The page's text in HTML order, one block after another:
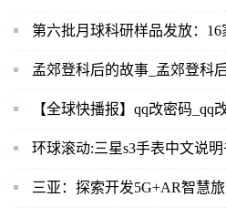
第六批月球科研样品发放：16
孟郊登科后的故事_孟郊登科
【全球快播报】qq改密码_qq
环球滚动:三星s3手表中文说明
三亚：探索开发5G+AR智慧